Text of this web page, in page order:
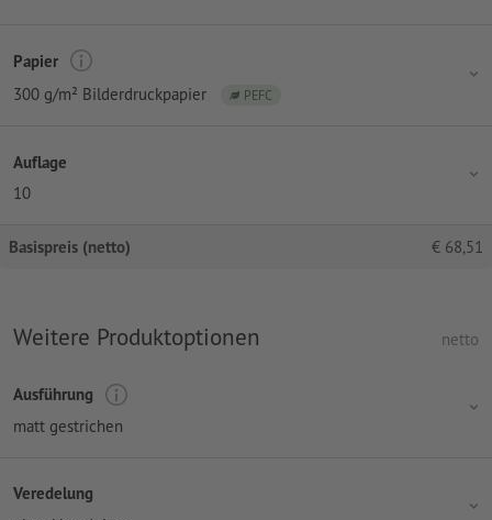
Papier
300 g/m² Bilderdruckpapier
PEFC
Auflage
10
Basispreis (netto) € 68,51
Weitere Produktoptionen netto
Ausführung
matt gestrichen
Veredelung